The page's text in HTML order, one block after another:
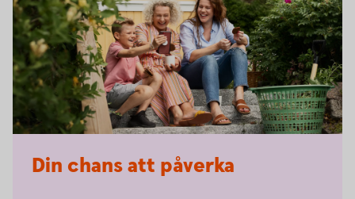
Din chans att påverka